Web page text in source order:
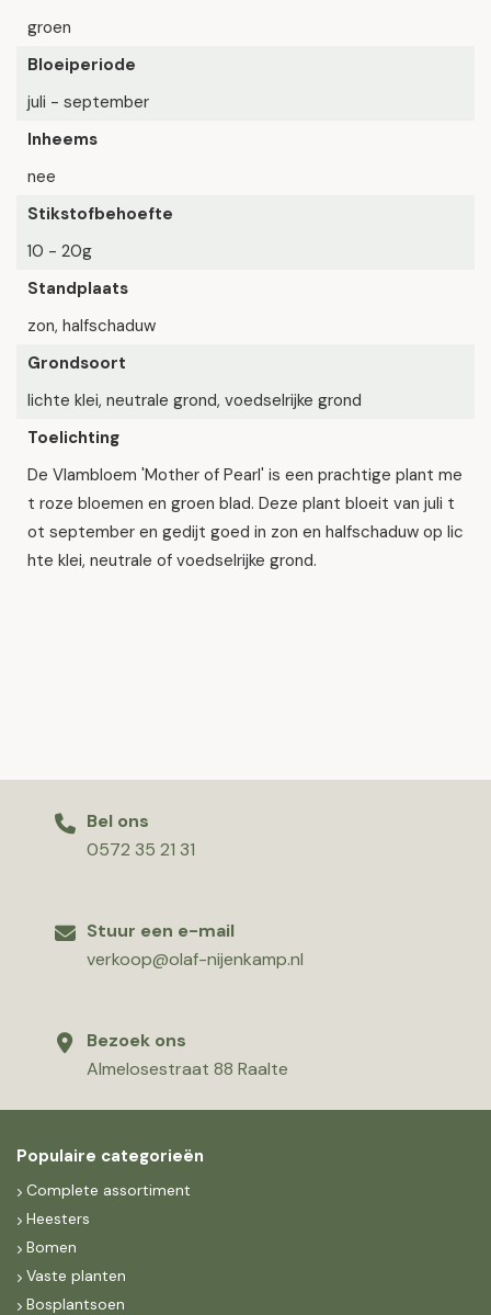
groen
Bloeiperiode
juli - september
Inheems
nee
Stikstofbehoefte
10 - 20g
Standplaats
zon, halfschaduw
Grondsoort
lichte klei, neutrale grond, voedselrijke grond
Toelichting
De Vlambloem 'Mother of Pearl' is een prachtige plant me
t roze bloemen en groen blad. Deze plant bloeit van juli t
ot september en gedijt goed in zon en halfschaduw op lic
hte klei, neutrale of voedselrijke grond.
Bel ons
0572 35 21 31
Stuur een e-mail
verkoop@olaf-nijenkamp.nl
Bezoek ons
Almelosestraat 88 Raalte
Populaire categorieën
Complete assortiment
Heesters
Bomen
Vaste planten
Bosplantsoen